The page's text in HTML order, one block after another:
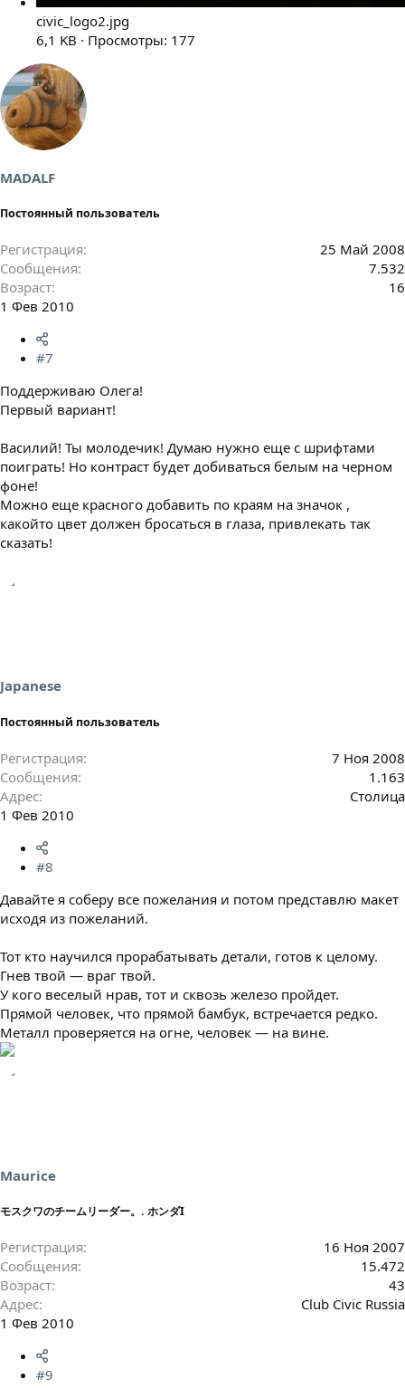
civic_logo2.jpg
6,1 KB · Просмотры: 177
MADALF
Постоянный пользователь
Регистрация
25 Май 2008
Сообщения
7.532
Возраст
16
1 Фев 2010
#7
Поддерживаю Олега!
Первый вариант!
Василий! Ты молодечик! Думаю нужно еще с шрифтами
поиграть! Но контраст будет добиваться белым на черном
фоне!
Можно еще красного добавить по краям на значок ,
какойто цвет должен бросаться в глаза, привлекать так
сказать!
Japanese
Постоянный пользователь
Регистрация
7 Ноя 2008
Сообщения
1.163
Адрес
Столица
1 Фев 2010
#8
Давайте я соберу все пожелания и потом представлю макет
исходя из пожеланий.
Тот кто научился прорабатывать детали, готов к целому.
Гнев твой — враг твой.
У кого веселый нрав, тот и сквозь железо пройдет.
Прямой человек, что прямой бамбук, встречается редко.
Металл проверяется на огне, человек — на вине.
Maurice
モスクワのチームリーダー。. ホンダI
Регистрация
16 Ноя 2007
Сообщения
15.472
Возраст
43
Адрес
Club Civic Russia
1 Фев 2010
#9